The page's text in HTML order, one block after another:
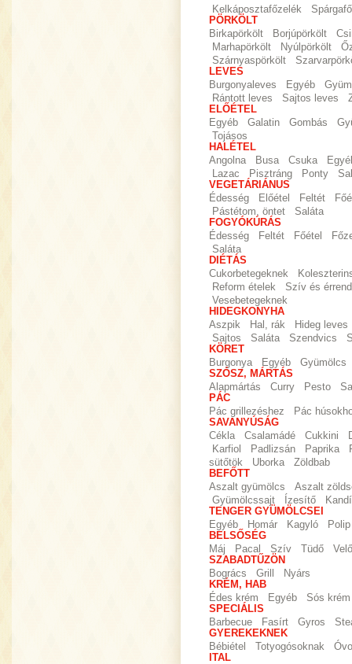
Kelkáposztafőzelék
PÖRKÖLT
Birkapörkölt
Borjúpörkölt
Marhapörkölt
Nyúlpörkölt
Szárnyaspörkölt
LEVES
Burgonyaleves
Egyéb
Rántott leves
Sajtos leves
ELŐÉTEL
Egyéb
Galatin Gombás
Tojásos
HALÉTEL
Angolna
Busa Csuka
Lazac
Pisztráng Ponty
VEGETÁRIÁNUS
Édesség
Előétel Feltét
Pástétom, öntet
Saláta
FOGYÓKÚRÁS
Édesség
Feltét Főétel
Saláta
DIÉTÁS
Cukorbetegeknek
Reform ételek
Szív és
Vesebetegeknek
HIDEGKONYHA
Aszpik
Hal, rák
Hideg leves
Sajtos
Saláta Szendvics
KÖRET
Burgonya
Egyéb
Gyümölcs
SZÓSZ, MÁRTÁS
Alapmártás
Curry Pesto
PÁC
Pác grillezéshez
Pác
SAVANYÚSÁG
Cékla
Csalamádé Cukkini
Karfiol
Padlizsán Paprika
sütőtök
Uborka
Zöldbab
BEFŐTT
Aszalt gyümölcs
Aszalt
Gyümölcssajt
Ízesítő
TENGER GYÜMÖLCSEI
Egyéb
Homár Kagyló
Polip
BELSŐSÉG
Máj
Pacal Szív Tüdő
Velő
SZABADTŰZÖN
Bogrács
Grill
Nyárs
KRÉM, HAB
Édes krém
Egyéb
Sós krém
SPECIÁLIS
Barbecue
Fasírt Gyros
GYEREKEKNEK
Bébiétel
Totyogósoknak
ITAL